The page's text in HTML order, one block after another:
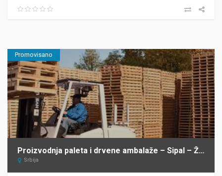
Promovisano
Proizvodnja paleta i drvene ambalaže – Sipal – Žabalj
Srbija